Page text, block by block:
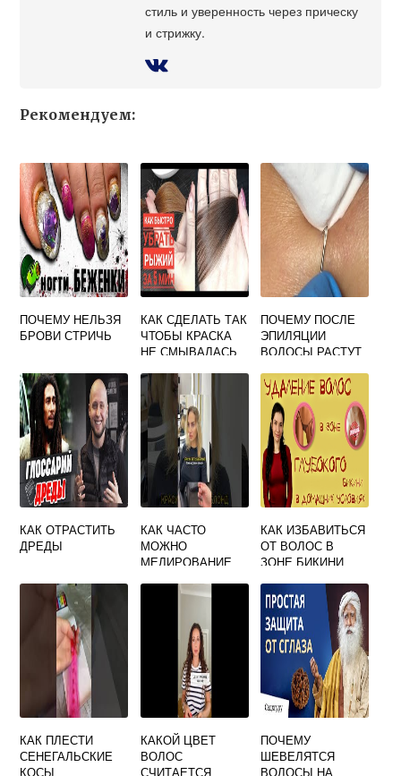
стиль и уверенность через прическу
и стрижку.
Рекомендуем:
ПОЧЕМУ НЕЛЬЗЯ
БРОВИ СТРИЧЬ
КАК СДЕЛАТЬ ТАК
ЧТОБЫ КРАСКА
НЕ СМЫВАЛАСЬ
ПОЧЕМУ ПОСЛЕ
ЭПИЛЯЦИИ
ВОЛОСЫ РАСТУТ
КАК ОТРАСТИТЬ
ДРЕДЫ
КАК ЧАСТО
МОЖНО
МЕЛИРОВАНИЕ
КАК ИЗБАВИТЬСЯ
ОТ ВОЛОС В
ЗОНЕ БИКИНИ
КАК ПЛЕСТИ
СЕНЕГАЛЬСКИЕ
КОСЫ
КАКОЙ ЦВЕТ
ВОЛОС
СЧИТАЕТСЯ
ПОЧЕМУ
ШЕВЕЛЯТСЯ
ВОЛОСЫ НА